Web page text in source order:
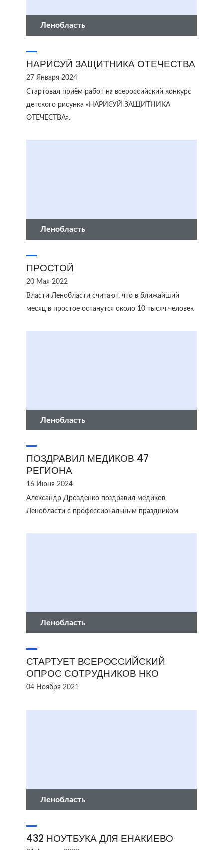
Ленобласть
НАРИСУЙ ЗАЩИТНИКА ОТЕЧЕСТВА
27 Января 2024
Стартовал приём работ на всероссийский конкурс
детского рисунка «НАРИСУЙ ЗАЩИТНИКА
ОТЕЧЕСТВА».
Ленобласть
ПРОСТОЙ
20 Мая 2022
Власти Ленобласти считают, что в ближайший
месяц в простое останутся около 10 тысяч человек
Ленобласть
ПОЗДРАВИЛ МЕДИКОВ 47
РЕГИОНА
16 Июня 2024
Александр Дрозденко поздравил медиков
Ленобласти с профессиональным праздником
Ленобласть
СТАРТУЕТ ВСЕРОССИЙСКИЙ
ОПРОС СОТРУДНИКОВ НКО
04 Ноября 2021
Ленобласть
432 НОУТБУКА ДЛЯ ЕНАКИЕВО